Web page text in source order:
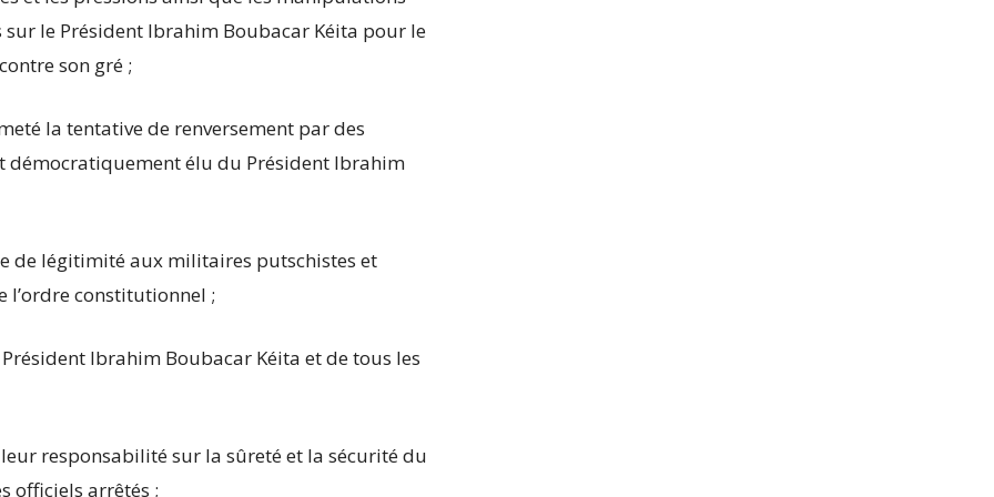
le Président Ibrahim Boubacar Kéita pour le
son gré ;
la tentative de renversement par des
élu du Président Ibrahim
de légitimité aux militaires putschistes et
l’ordre constitutionnel ;
Ibrahim Boubacar Kéita et de tous les
responsabilité sur la sûreté et la sécurité du
officiels arrêtés ;